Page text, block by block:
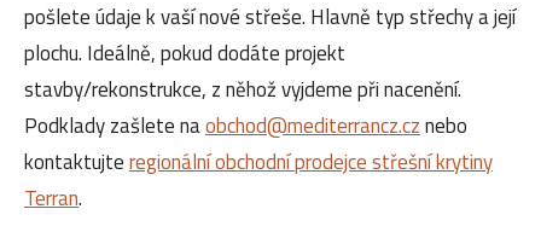
pošlete údaje k vaší nové střeše. Hlavně typ střechy a její
plochu. Ideálně, pokud dodáte projekt
stavby/rekonstrukce, z něhož vyjdeme při nacenění.
Podklady zašlete naobchod@mediterrancz.cznebo
kontaktujteregionální obchodní prodejce střešní krytiny
Terran.